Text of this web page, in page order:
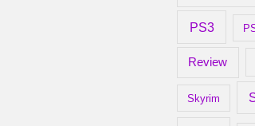
PS3
Review
Skyrim